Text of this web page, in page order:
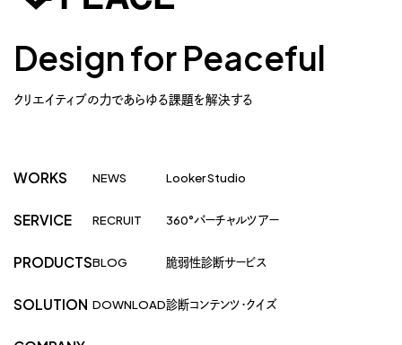
Design for Peaceful
クリエイティブの力であらゆる課題を解決する
WORKS
SERVICE
PRODUCTS
SOLUTION
NEWS
RECRUIT
BLOG
DOWNLOAD
Looker Studio
360°バーチャルツアー
脆弱性診断サービス
診断コンテンツ・クイズ